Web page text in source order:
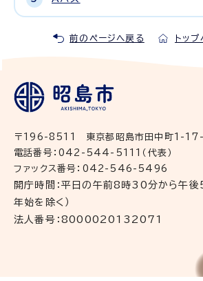
前のページへ戻る トッ
〒196-8511 東京都昭島市田中町1-17-
電話番号：042-544-5111（代表）
ファックス番号：042-546-5496
開庁時間：平日の午前8時30分から午後
年始を除く）
法人番号：8000020132071